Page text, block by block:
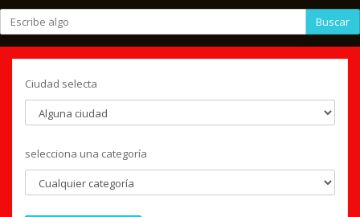
Buscar
Ciudad selecta
selecciona una categoría